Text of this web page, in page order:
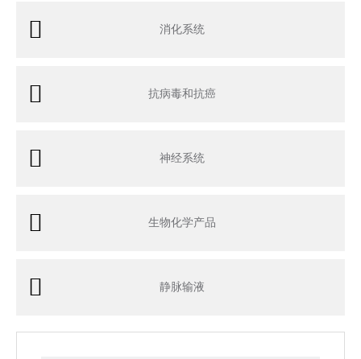
消化系统
抗病毒和抗癌
神经系统
生物化学产品
静脉输液